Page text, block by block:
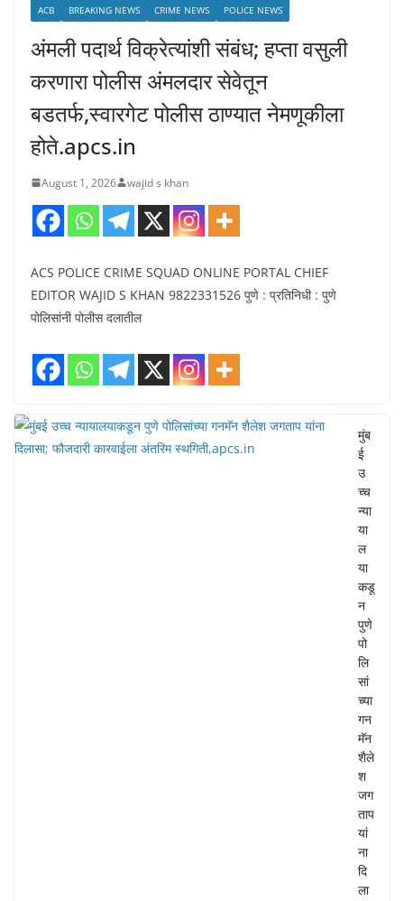
ACB BREAKING NEWS CRIME NEWS POLICE NEWS
अंमली पदार्थ विक्रेत्यांशी संबंध; हप्ता वसुली
करणारा पोलीस अंमलदार सेवेतून
बडतर्फ,स्वारगेट पोलीस ठाण्यात नेमणूकीला
होते.apcs.in
August 1, 2026 wajid s khan
ACS POLICE CRIME SQUAD ONLINE PORTAL CHIEF
EDITOR WAJID S KHAN 9822331526 पुणे : प्रतिनिधी : पुणे
पोलिसांनी पोलीस दलातील
मुंब
ई
उ
च्च
न्या
या
ल
या
कडू
न
पुणे
पो
लि
सां
च्या
गन
मॅन
शैले
श
जग
ताप
यां
ना
दि
ला